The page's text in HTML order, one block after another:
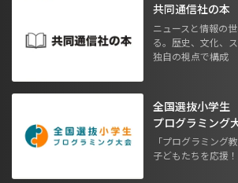
共同通信社の本
ニュースと情報の
る。歴史、文化、
独自の視点で構成
全国選抜小学生
プログラミング
「プログラミング
子どもたちを応援！